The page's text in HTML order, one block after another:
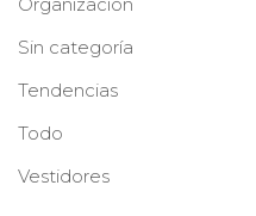
Sin categoría
Tendencias
Todo
Vestidores